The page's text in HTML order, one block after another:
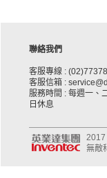
聯絡我們
客服專線 :
客服信箱 :
服務時間 : 每週一、
日休息
2017
無敵